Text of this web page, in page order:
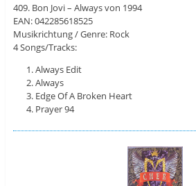
409. Bon Jovi – Always von 1994
EAN: 042285618525
Musikrichtung / Genre: Rock
4 Songs/Tracks:
Always Edit
Always
Edge Of A Broken Heart
Prayer 94